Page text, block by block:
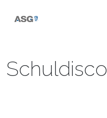
Schuldisco